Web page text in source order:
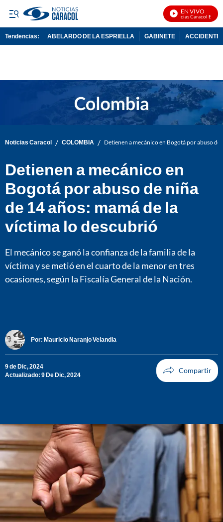
EN VIVO
Noticias Caracol En Vivo
Tendencias: ABELARDO DE LA ESPRIELLA GABINETE ACCIDENTE
Noticias Caracol / COLOMBIA / Detienen a mecánico en Bogotá por abuso
Detienen a mecánico en
Bogotá por abuso de niña
de 14 años: mamá de la
víctima lo descubrió
El mecánico se ganó la confianza de la familia de la
víctima y se metió en el cuarto de la menor en tres
ocasiones, según la Fiscalía General de la Nación.
Por: Mauricio Naranjo Velandia
9 de Dic, 2024
Actualizado: 9 De Dic, 2024